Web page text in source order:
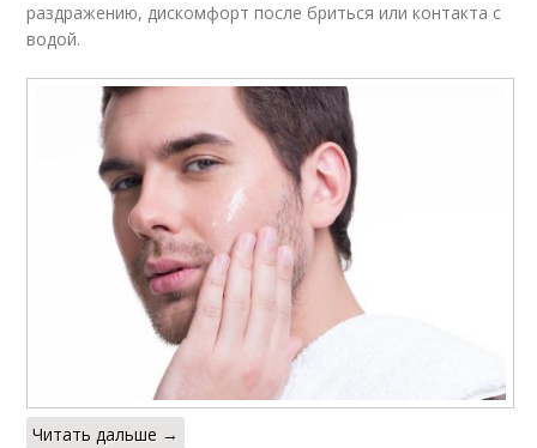
раздражению, дискомфорт после бриться или контакта с
водой.
Читать дальше →